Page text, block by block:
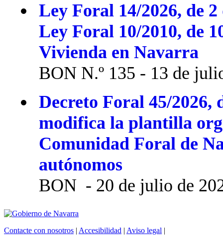
Ley Foral 14/2026, de
Ley Foral 10/2010, de
Vivienda en Navarra
BON N.º 135 - 13 de
Decreto Foral 45/2026,
modifica la plantilla
Comunidad Foral de
autónomos
BON - 20 de julio de
Contacte con nosotros | Accesibilidad | Aviso legal |